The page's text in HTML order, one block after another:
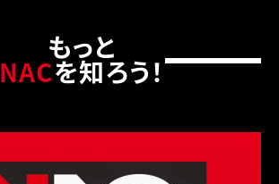
もっと
NACを知ろう！